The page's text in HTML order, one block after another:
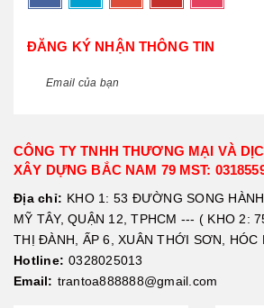
ĐĂNG KÝ NHẬN THÔNG TIN
CÔNG TY TNHH THƯƠNG MẠI VÀ
XÂY DỰNG BẮC NAM 79 MST:
Địa chỉ: KHO 1: 53 ĐƯỜNG SONG
MỸ TÂY, QUẬN 12, TPHCM --- ( KHO 2:
THỊ ĐÀNH, ẤP 6, XUÂN THỚI SƠN, HÓC
Hotline: 0328025013
Email: trantoa888888@gmail.com